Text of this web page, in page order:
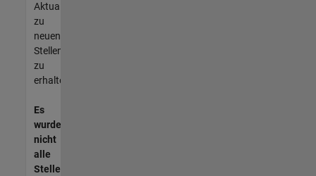
Aktualisierungen
zu
neuen
Stellenangeboten
zu
erhalten.
Es
wurden
nicht
alle
Stellen